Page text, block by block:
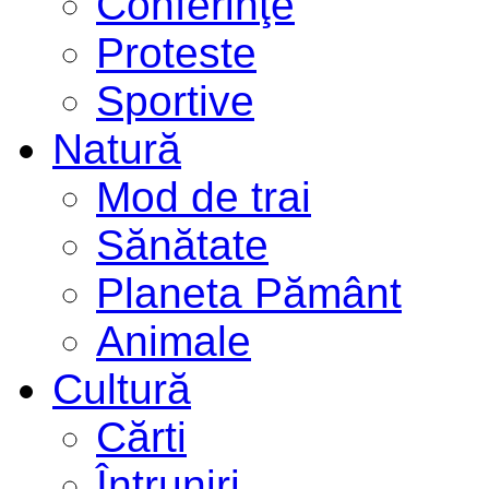
Proteste
Sportive
Natură
Mod de trai
Sănătate
Planeta Pământ
Animale
Cultură
Cărti